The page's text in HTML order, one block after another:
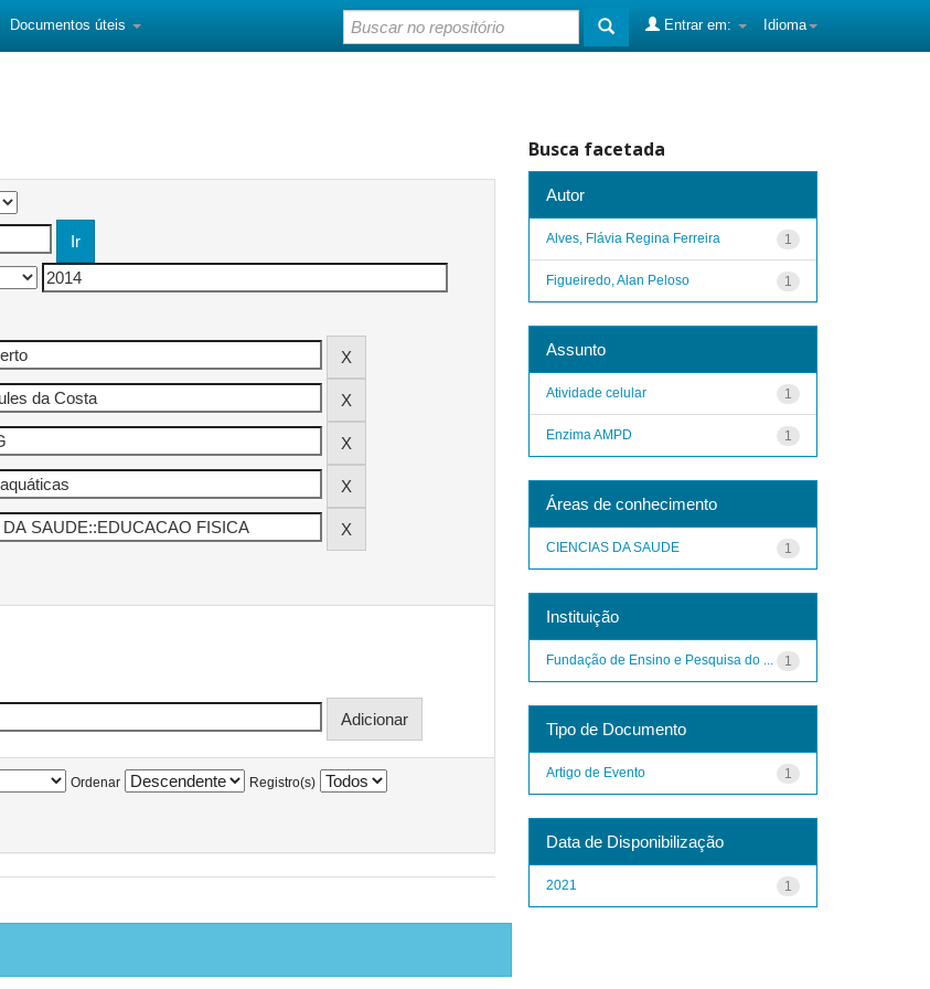
Documentos úteis Idioma
Entrar em:
Ordenar Registro(s)
Busca facetada
Autor
1
Alves, Flávia Regina Ferreira
1
Figueiredo, Alan Peloso
Assunto
1
Atividade celular
1
Enzima AMPD
Áreas de conhecimento
1
CIENCIAS DA SAUDE
Instituição
1
Fundação de Ensino e Pesquisa do ...
Tipo de Documento
1
Artigo de Evento
Data de Disponibilização
1
2021